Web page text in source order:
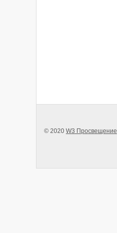
© 2020 W3 Просвещение